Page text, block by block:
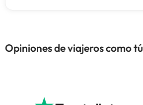
Opiniones de viajeros como tú